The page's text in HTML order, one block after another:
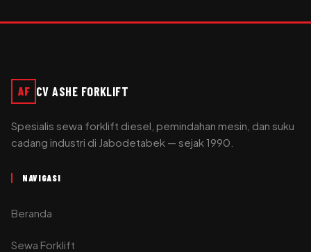
AF CV ASHE FORKLIFT
Spesialis sewa forklift diesel, pemindahan mesin, dan suku
cadang industri di Jabodetabek — sejak 1990.
NAVIGASI
Beranda
Sewa Forklift